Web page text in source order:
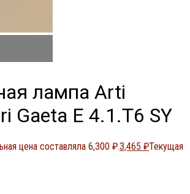
лампа Arti
Gaeta E 4.1.T6 SY
цена составляла 6,300 ₽.3,465 ₽Текущая